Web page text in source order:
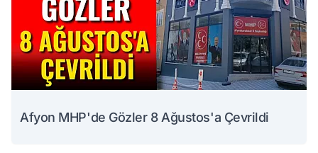
Afyon MHP'de Gözler 8 Ağustos'a Çevrildi